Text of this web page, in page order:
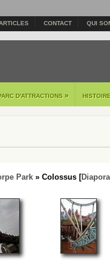
CONTACT QUI
D'ATTRACTIONS »
Park » Colossus [